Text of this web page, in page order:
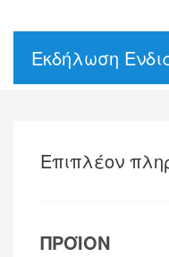
Εκδήλωση
Επιπλέον
ΠΡΟΪΟΝ